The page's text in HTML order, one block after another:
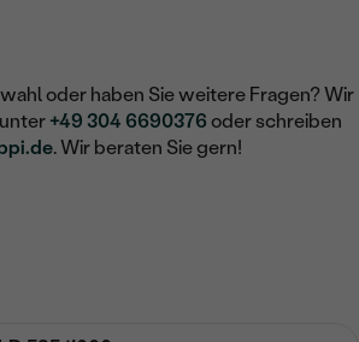
oder haben Sie weitere Fragen? Wir
+49 304 6690376 oder schreiben
. Wir beraten Sie gern!